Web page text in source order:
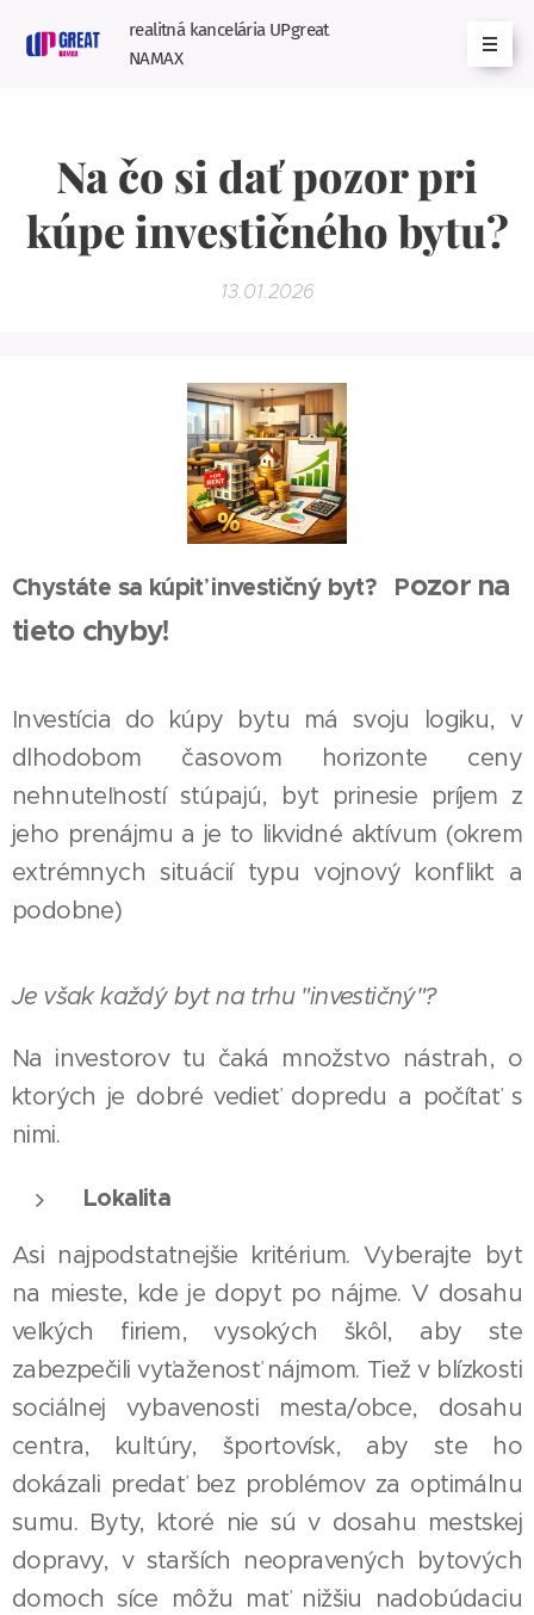
realitná kancelária UPgreat
NAMAX
Na čo si dať pozor pri
kúpe investičného bytu?
13.01.2026
Chystáte sa kúpiť investičný byt? Pozor na
tieto chyby!
Investícia do kúpy bytu má svoju logiku, v
dlhodobom časovom horizonte ceny
nehnuteľností stúpajú, byt prinesie príjem z
jeho prenájmu a je to likvidné aktívum (okrem
extrémnych situácií typu vojnový konflikt a
podobne)
Je však každý byt na trhu "investičný"?
Na investorov tu čaká množstvo nástrah, o
ktorých je dobré vedieť dopredu a počítať s
nimi.
Lokalita
Asi najpodstatnejšie kritérium. Vyberajte byt
na mieste, kde je dopyt po nájme. V dosahu
veľkých firiem, vysokých škôl, aby ste
zabezpečili vyťaženosť nájmom. Tiež v blízkosti
sociálnej vybavenosti mesta/obce, dosahu
centra, kultúry, športovísk, aby ste ho
dokázali predať bez problémov za optimálnu
sumu. Byty, ktoré nie sú v dosahu mestskej
dopravy, v starších neopravených bytových
domoch síce môžu mať nižšiu nadobúdaciu